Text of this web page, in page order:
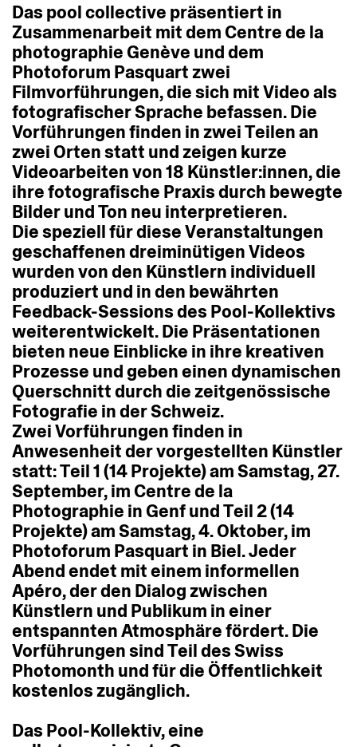
Das poolcollective präsentiert in
Zusammenarbeit mitdem Centrede la
photographie Genève unddem
Photoforum Pasquartzwei
Filmvorführungen,diesich mitVideoals
fotografischerSprache befassen.Die
Vorführungenfinden inzweiTeilenan
zwei Ortenstatt undzeigen kurze
Videoarbeitenvon18 Künstler:innen,die
ihrefotografische Praxisdurch bewegte
BilderundTon neu interpretieren.
DiespeziellfürdieseVeranstaltungen
geschaffenendreiminütigenVideos
wurdenvonden Künstlern individuell
produziert und inden bewährten
Feedback-Sessionsdes Pool-Kollektivs
weiterentwickelt.Die Präsentationen
bieten neue Einblicke in ihre kreativen
Prozesse undgebeneinendynamischen
Querschnittdurchdiezeitgenössische
Fotografie inderSchweiz.
ZweiVorführungenfinden in
Anwesenheitdervorgestellten Künstler
statt:Teil1(14Projekte)amSamstag,27.
September,im Centrede la
Photographie in GenfundTeil2(14
Projekte)amSamstag,4.Oktober,im
Photoforum Pasquart in Biel.Jeder
Abendendet miteinem informellen
Apéro,derden Dialogzwischen
Künstlern und Publikum ineiner
entspanntenAtmosphärefördert.Die
VorführungensindTeildesSwiss
Photomonth undfürdie Öffentlichkeit
kostenloszugänglich.
Das Pool-Kollektiv,eine